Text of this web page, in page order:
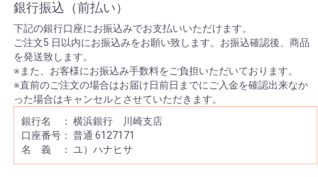
銀行振込（前払い）
下記の銀行口座にお振込みでお支払いいただけます。
ご注文5 日以内にお振込みをお願い致します。お振込確認後、商品
を発送致します。
※また、お客様にお振込み手数料をご負担いただいております。
※直前のご注文の場合はお届け日前日までにご入金を確認出来なか
った場合はキャンセルとさせていただきます。
銀行名 ： 横浜銀行 川崎支店
口座番号： 普通 6127171
名 義 ： ユ）ハナヒサ